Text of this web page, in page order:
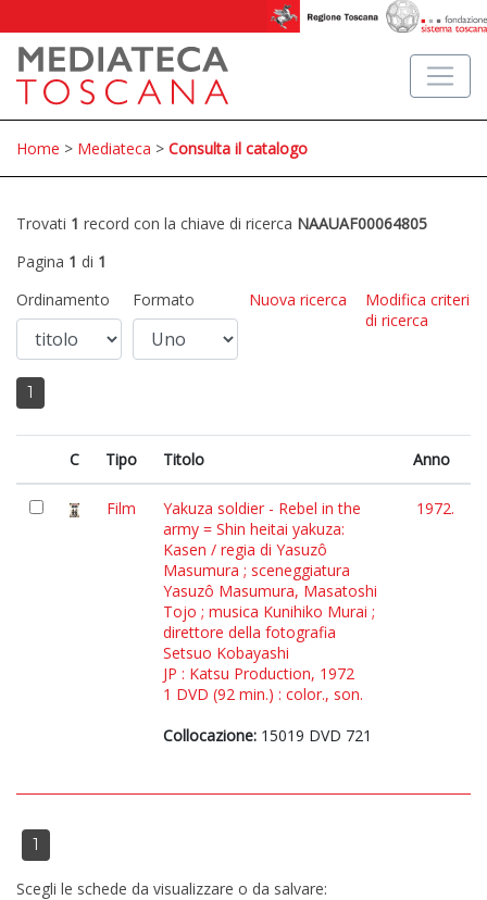
Home > Mediateca > Consulta il catalogo
Trovati 1 record con la chiave di ricerca NAAUAF00064805
Pagina 1 di 1
Ordinamento
Formato Nuova ricerca
Modifica criteri
di ricerca
1
C Tipo Titolo Anno
Film
Yakuza soldier - Rebel in the
army = Shin heitai yakuza:
Kasen / regia di Yasuzô
Masumura ; sceneggiatura
Yasuzô Masumura, Masatoshi
Tojo ; musica Kunihiko Murai ;
direttore della fotografia
Setsuo Kobayashi
JP : Katsu Production, 1972
1 DVD (92 min.) : color., son.
Collocazione: 15019 DVD 721
1972.
1
Scegli le schede da visualizzare o da salvare: